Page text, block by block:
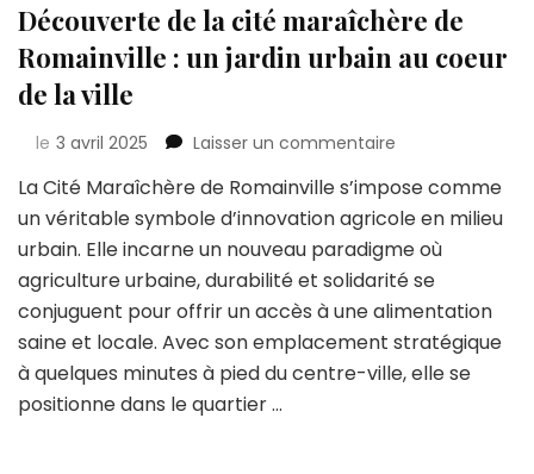
Découverte de la cité maraîchère de
Romainville : un jardin urbain au coeur
de la ville
le 3 avril 2025 Laisser un commentaire
de
la
cité
maraîchère
de
Romainville
:
un
La Cité Maraîchère de Romainville s’impose comme
un véritable symbole d’innovation agricole en milieu
urbain. Elle incarne un nouveau paradigme où
agriculture urbaine, durabilité et solidarité se
conjuguent pour offrir un accès à une alimentation
saine et locale. Avec son emplacement stratégique
à quelques minutes à pied du centre-ville, elle se
positionne dans le quartier …